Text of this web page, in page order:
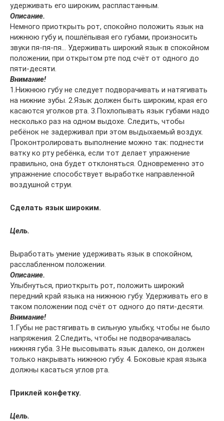
удерживать его широким, распластанным.
Описание.
Немного приоткрыть рот, спокойно положить язык на
нижнюю губу и, пошлёпывая его губами, произносить
звуки пя-пя-пя… Удерживать широкий язык в спокойном
положении, при открытом рте под счёт от одного до
пяти-десяти.
Внимание!
1.Нижнюю губу не следует подворачивать и натягивать
на нижние зубы. 2.Язык должен быть широким, края его
касаются уголков рта. 3.Похлопывать язык губами надо
несколько раз на одном выдохе. Следить, чтобы
ребёнок не задерживал при этом выдыхаемый воздух.
Проконтролировать выполнение можно так: поднести
ватку ко рту ребёнка, если тот делает упражнение
правильно, она будет отклоняться. Одновременно это
упражнение способствует выработке направленной
воздушной струи.
Сделать язык широким.
Цель.
Выработать умение удерживать язык в спокойном,
расслабленном положении.
Описание.
Улыбнуться, приоткрыть рот, положить широкий
передний край языка на нижнюю губу. Удерживать его в
таком положении под счёт от одного до пяти-десяти.
Внимание!
1.Губы не растягивать в сильную улыбку, чтобы не было
напряжения. 2.Следить, чтобы не подворачивалась
нижняя губа. 3.Не высовывать язык далеко, он должен
только накрывать нижнюю губу. 4. Боковые края языка
должны касаться углов рта.
Приклей конфетку.
Цель.